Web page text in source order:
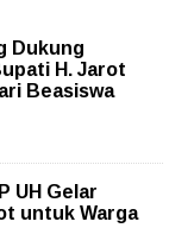
Dukung
H. Jarot
Beasiswa
UH Gelar
untuk Warga